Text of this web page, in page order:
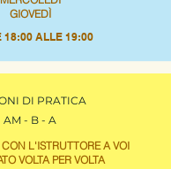
GIOVEDÌ
18:00 ALLE 19:00
DI PRATICA
AM - B - A
L'ISTRUTTORE A VOI
VOLTA PER VOLTA